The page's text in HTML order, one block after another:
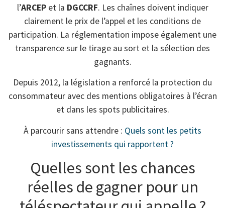
l’ARCEPet la DGCCRF. Les chaînes doivent indiquer
clairement le prix de l’appel et les conditions de
participation. La réglementation impose également une
transparence sur le tirage au sort et la sélection des
gagnants.
Depuis 2012, la législation a renforcé la protection du
consommateur avec des mentions obligatoires à l’écran
et dans les spots publicitaires.
À parcourir sans attendre : Quels sont les petits
investissements qui rapportent ?
Quelles sont les chances
réelles de gagner pour un